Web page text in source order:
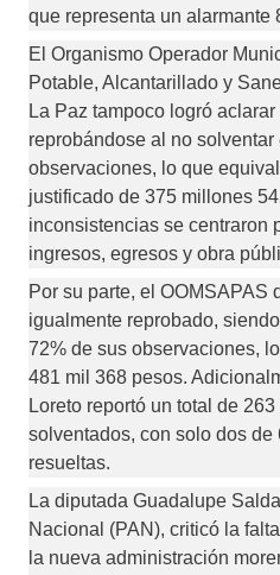
que representa un alarmante
El Organismo Operador
Potable, Alcantarillado y
La Paz tampoco logró
reprobándose al no solventar
observaciones, lo que
justificado de 375 millones
inconsistencias se centraron
ingresos, egresos y obra
Por su parte, el OOMSAPAS
igualmente reprobado,
72% de sus observaciones,
481 mil 368 pesos.
Loreto reportó un total de
solventados, con solo dos de
resueltas.
La diputada Guadalupe
Nacional (PAN), criticó la
la nueva administración